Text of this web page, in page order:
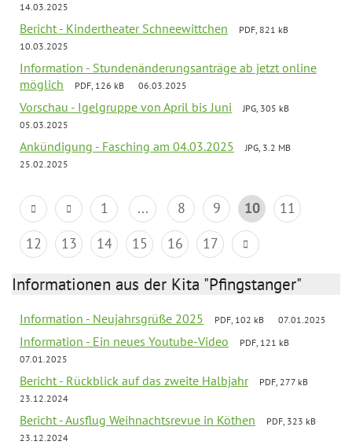
14.03.2025
Bericht - Kindertheater Schneewittchen
PDF, 821 kB
10.03.2025
Information - Stundenänderungsanträge ab jetzt online
möglich
PDF, 126 kB 06.03.2025
Vorschau - Igelgruppe von April bis Juni
JPG, 305 kB
05.03.2025
Ankündigung - Fasching am 04.03.2025
JPG, 3.2 MB
25.02.2025
1 ... 8 9 10
11
12
13 14 15 16 17
Informationen aus der Kita "Pfingstanger"
Information - Neujahrsgrüße 2025 PDF, 102 kB 07.01.2025
Information - Ein neues Youtube-Video
PDF, 121 kB
07.01.2025
Bericht - Rückblick auf das zweite Halbjahr
PDF, 277 kB
23.12.2024
Bericht - Ausflug Weihnachtsrevue in Köthen
PDF, 323 kB
23.12.2024